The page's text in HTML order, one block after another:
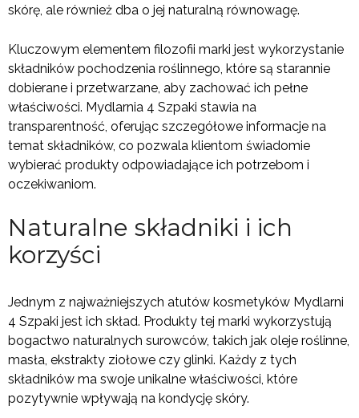
skórę, ale również dba o jej naturalną równowagę.
Kluczowym elementem filozofii marki jest wykorzystanie
składników pochodzenia roślinnego, które są starannie
dobierane i przetwarzane, aby zachować ich pełne
właściwości. Mydlarnia 4 Szpaki stawia na
transparentność, oferując szczegółowe informacje na
temat składników, co pozwala klientom świadomie
wybierać produkty odpowiadające ich potrzebom i
oczekiwaniom.
Naturalne składniki i ich
korzyści
Jednym z najważniejszych atutów kosmetyków Mydlarni
4 Szpaki jest ich skład. Produkty tej marki wykorzystują
bogactwo naturalnych surowców, takich jak oleje roślinne,
masła, ekstrakty ziołowe czy glinki. Każdy z tych
składników ma swoje unikalne właściwości, które
pozytywnie wpływają na kondycję skóry.